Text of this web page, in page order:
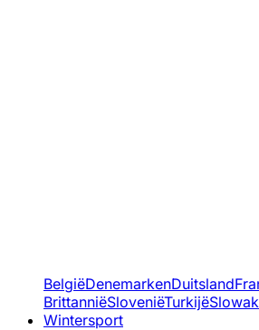
BelgiëDenemarkenDuitsland
BrittanniëSloveniëTurkijë
Wintersport